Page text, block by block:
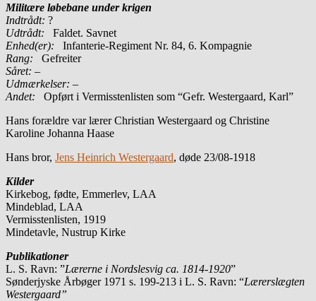
Militære løbebane under krigen
Indtrådt: ?
Udtrådt: Faldet. Savnet
Enhed(er): Infanterie-Regiment Nr. 84, 6. Kompagnie
Rang: Gefreiter
Såret: –
Udmærkelser: –
Andet: Opført i Vermisstenlisten som “Gefr. Westergaard, Karl”
Hans forældre var lærer Christian Westergaard og Christine
Karoline Johanna Haase
Hans bror, Jens Heinrich Westergaard, døde 23/08-1918
Kilder
Kirkebog, fødte, Emmerlev, LAA
Mindeblad, LAA
Vermisstenlisten, 1919
Mindetavle, Nustrup Kirke
Publikationer
L. S. Ravn: ”Lærerne i Nordslesvig ca. 1814-1920”
Sønderjyske Årbøger 1971 s. 199-213 i L. S. Ravn: “Lærerslægten
Westergaard”